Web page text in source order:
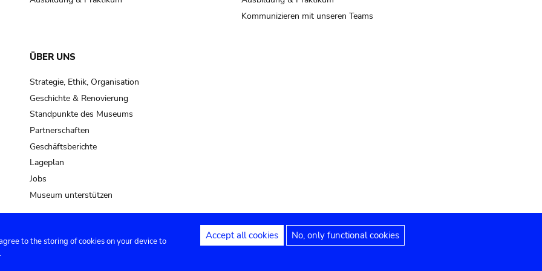
Kommunizieren mit unseren Teams
ÜBER UNS
Strategie, Ethik, Organisation
Geschichte & Renovierung
Standpunkte des Museums
Partnerschaften
Geschäftsberichte
Lageplan
Jobs
Museum unterstützen
Privacy settings Rechtliche Hinweise Erklärung zur Barrierefreiheit
to the storing of cookies on your device to
Accept all cookies No, only functional cookies